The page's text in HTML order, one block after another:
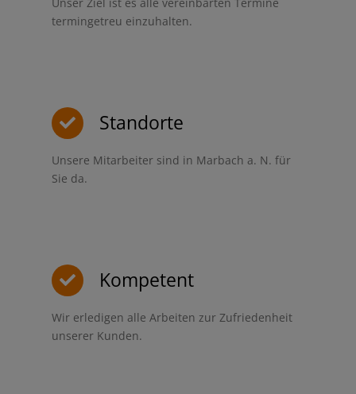
Unser Ziel ist es alle vereinbarten Termine
termingetreu einzuhalten.
Standorte
Unsere Mitarbeiter sind in Marbach a. N. für
Sie da.
Kompetent
Wir erledigen alle Arbeiten zur Zufriedenheit
unserer Kunden.